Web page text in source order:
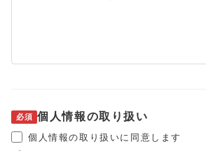
必須 個人情報の取り扱い
個人情報の取り扱いに同意します